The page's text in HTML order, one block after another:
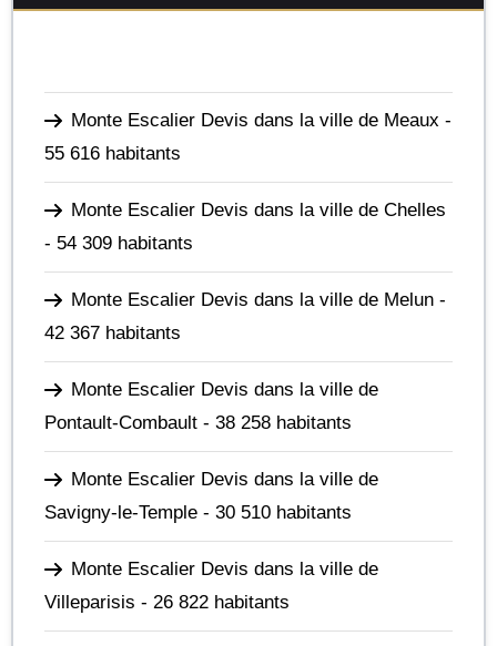
Monte Escalier Devis dans la ville de Meaux -
55 616 habitants
Monte Escalier Devis dans la ville de Chelles
- 54 309 habitants
Monte Escalier Devis dans la ville de Melun -
42 367 habitants
Monte Escalier Devis dans la ville de
Pontault-Combault - 38 258 habitants
Monte Escalier Devis dans la ville de
Savigny-le-Temple - 30 510 habitants
Monte Escalier Devis dans la ville de
Villeparisis - 26 822 habitants